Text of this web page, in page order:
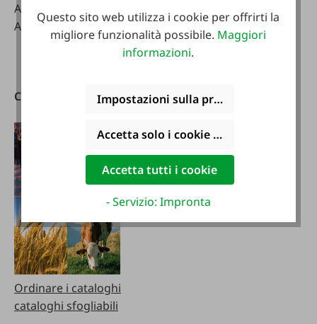
A-4844 Regau
Austria
Lunedì - venerdì:
08:00 - 17:00
Sabato:
08:00 - 12:00
Cataloghi
Ordinare i cataloghi
cataloghi sfogliabili
Scarica l'app FAIE
Questo sito web utilizza i cookie per offrirti la
migliore funzionalità possibile. Maggiori
informazioni.
Impostazioni sulla privacy
Accetta solo i cookie funzionali
Accetta tutti i cookie
- Servizio: Impronta